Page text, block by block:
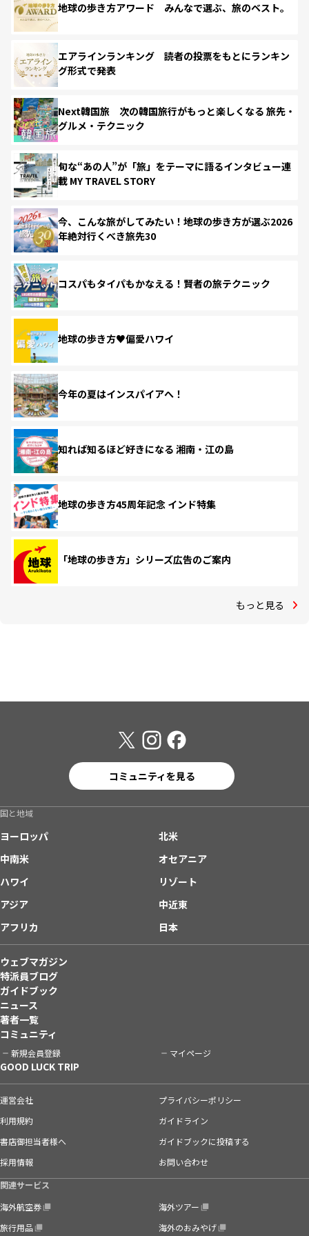
地球の歩き方アワード みんなで選ぶ、旅のベスト。
エアラインランキング 読者の投票をもとにランキン
グ形式で発表
Next韓国旅 次の韓国旅行がもっと楽しくなる 旅先・
グルメ・テクニック
旬な“あの人”が「旅」をテーマに語るインタビュー連
載 MY TRAVEL STORY
今、こんな旅がしてみたい！地球の歩き方が選ぶ2026
年絶対行くべき旅先30
コスパもタイパもかなえる！賢者の旅テクニック
地球の歩き方♥偏愛ハワイ
今年の夏はインスパイアへ！
知れば知るほど好きになる 湘南・江の島
地球の歩き方45周年記念 インド特集
「地球の歩き方」シリーズ広告のご案内
もっと見る
コミュニティを見る
国と地域
ヨーロッパ
北米
中南米
オセアニア
ハワイ
リゾート
アジア
中近東
アフリカ
日本
ウェブマガジン
特派員ブログ
ガイドブック
ニュース
著者一覧
コミュニティ
新規会員登録 マイページ
GOOD LUCK TRIP
運営会社
プライバシーポリシー
利用規約
ガイドライン
書店御担当者様へ
ガイドブックに投稿する
採用情報
お問い合わせ
関連サービス
海外航空券
海外ツアー
旅行用品
海外のおみやげ